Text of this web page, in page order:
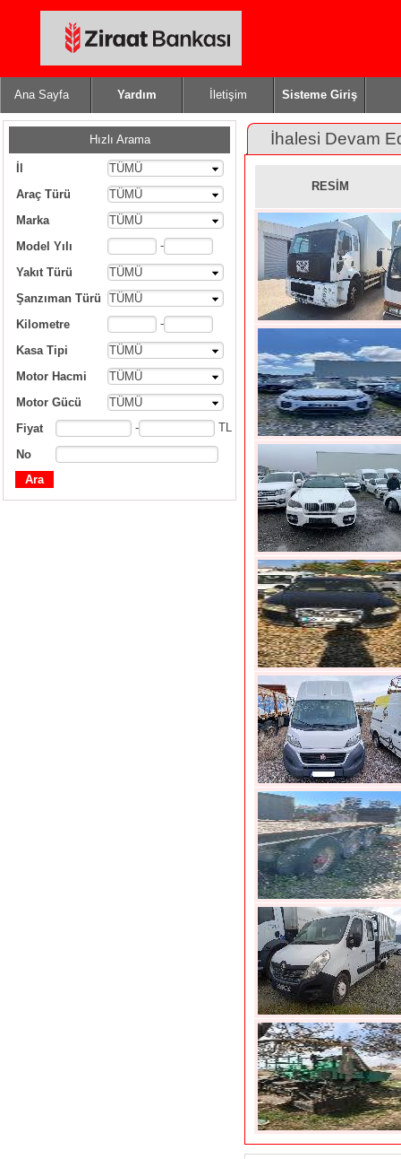
Ana Sayfa Yardım İletişim Sisteme Giriş
Hızlı Arama
TÜMÜ
Araç Türü
TÜMÜ
Marka
TÜMÜ
Model Yılı
-
Yakıt Türü
TÜMÜ
Şanzıman Türü
TÜMÜ
Kilometre
-
Kasa Tipi
TÜMÜ
Motor Hacmi
TÜMÜ
Motor Gücü
TÜMÜ
Fiyat
- TL
No
İhalesi Devam
RESİM